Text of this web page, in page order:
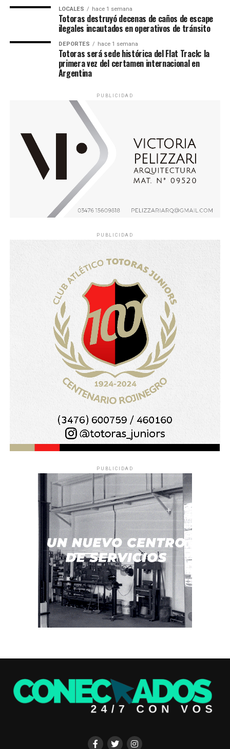
LOCALES hace 1 semana
Totoras destruyó decenas de caños de escape
ilegales incautados en operativos de tránsito
DEPORTES hace 1 semana
Totoras será sede histórica del Flat Track: la
primera vez del certamen internacional en
Argentina
PUBLICIDAD
PUBLICIDAD
PUBLICIDAD